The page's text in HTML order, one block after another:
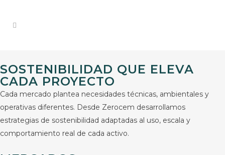
SOSTENIBILIDAD QUE ELEVA
CADA PROYECTO
Cada mercado plantea necesidades técnicas, ambientales y
operativas diferentes. Desde Zerocem desarrollamos
estrategias de sostenibilidad adaptadas al uso, escala y
comportamiento real de cada activo.